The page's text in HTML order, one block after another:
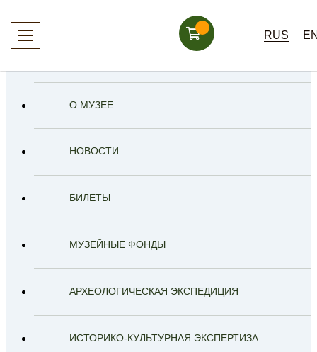
О МУЗЕЕ
НОВОСТИ
БИЛЕТЫ
МУЗЕЙНЫЕ ФОНДЫ
АРХЕОЛОГИЧЕСКАЯ ЭКСПЕДИЦИЯ
ИСТОРИКО-КУЛЬТУРНАЯ ЭКСПЕРТИЗА
RUS